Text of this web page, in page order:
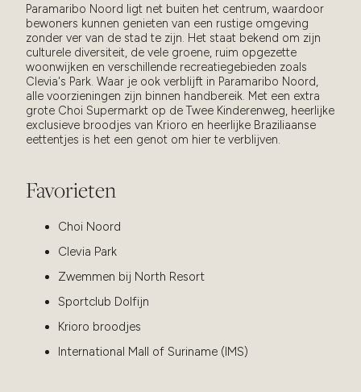
Paramaribo Noord ligt net buiten het centrum, waardoor
bewoners kunnen genieten van een rustige omgeving
zonder ver van de stad te zijn. Het staat bekend om zijn
culturele diversiteit, de vele groene, ruim opgezette
woonwijken en verschillende recreatiegebieden zoals
Clevia's Park. Waar je ook verblijft in Paramaribo Noord,
alle voorzieningen zijn binnen handbereik. Met een extra
grote Choi Supermarkt op de Twee Kinderenweg, heerlijke
exclusieve broodjes van Krioro en heerlijke Braziliaanse
eettentjes is het een genot om hier te verblijven.
Favorieten
Choi Noord
Clevia Park
Zwemmen bij North Resort
Sportclub Dolfijn
Krioro broodjes
International Mall of Suriname (IMS)